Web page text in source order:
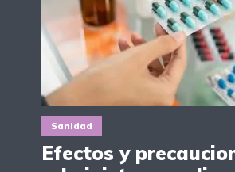
Sanidad
Efectos y